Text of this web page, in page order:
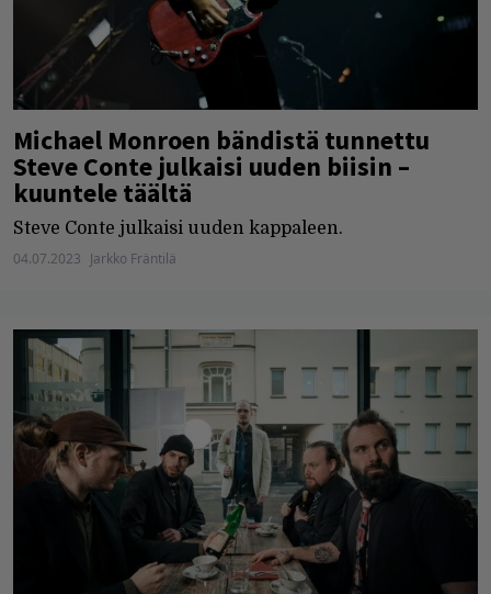
Michael Monroen bändistä tunnettu
Steve Conte julkaisi uuden biisin –
kuuntele täältä
Steve Conte julkaisi uuden kappaleen.
04.07.2023 Jarkko Fräntilä